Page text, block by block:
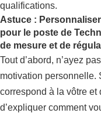
qualifications.
Astuce :
pour le poste de
de mesure et de
Tout d’abord, n’ayez
motivation personnelle.
correspond à la vôtre et
d’expliquer comment